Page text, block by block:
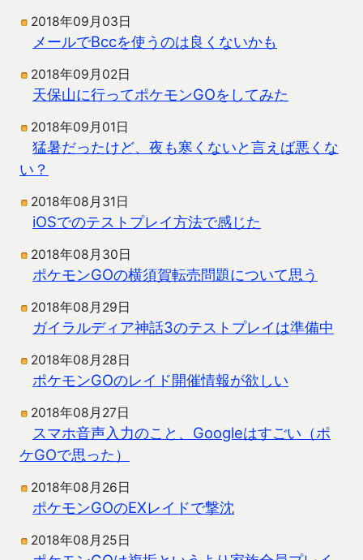
2018年09月03日
メールでBccを使うのは良くないかも
2018年09月02日
天保山に行ってポケモンGOをしてみた
2018年09月01日
猛暑だったけど、夜も寒くないと言えば悪くな
い？
2018年08月31日
iOSでのテストプレイ方法で感じた
2018年08月30日
ポケモンGOの横須賀転売問題について思う
2018年08月29日
ガイラルディア神話3のテストプレイは準備中
2018年08月28日
ポケモンGOのレイド開催情報が欲しい
2018年08月27日
スマホ音声入力のこと、Googleはすごい（ポ
ケGOで思った）
2018年08月26日
ポケモンGOのEXレイドで撃沈
2018年08月25日